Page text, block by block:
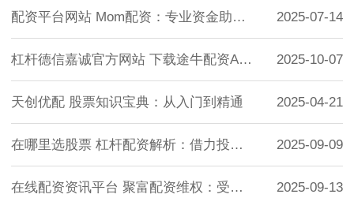
配资平台网站 Mom配资：专业资金助力， 2025-07-14
杠杆德信嘉诚官方网站 下载途牛配资APP 2025-10-07
天创优配 股票知识宝典：从入门到精通 2025-04-21
在哪里选股票 杠杆配资解析：借力投资，放 2025-09-09
在线配资资讯平台 聚富配资维权：受害者如 2025-09-13